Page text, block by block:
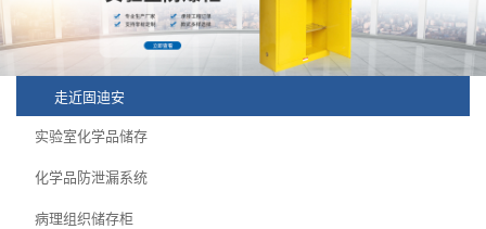
走近固迪安
实验室化学品储存
化学品防泄漏系统
病理组织储存柜